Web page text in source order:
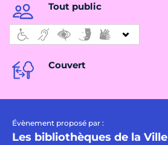
Tout public
Couvert
Évènement proposé par :
Les bibliothèques de la